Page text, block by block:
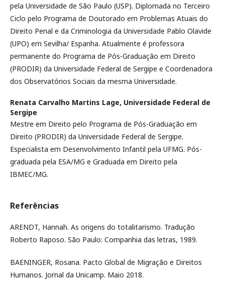
pela Universidade de São Paulo (USP). Diplomada no Terceiro
Ciclo pelo Programa de Doutorado em Problemas Atuais do
Direito Penal e da Criminologia da Universidade Pablo Olavide
(UPO) em Sevilha/ Espanha. Atualmente é professora
permanente do Programa de Pós-Graduação em Direito
(PRODIR) da Universidade Federal de Sergipe e Coordenadora
dos Observatórios Sociais da mesma Universidade.
Renata Carvalho Martins Lage, Universidade Federal de
Sergipe
Mestre em Direito pelo Programa de Pós-Graduação em
Direito (PRODIR) da Universidade Federal de Sergipe.
Especialista em Desenvolvimento Infantil pela UFMG. Pós-
graduada pela ESA/MG e Graduada em Direito pela
IBMEC/MG.
Referências
ARENDT, Hannah. As origens do totalitarismo. Tradução
Roberto Raposo. São Paulo: Companhia das letras, 1989.
BAENINGER, Rosana. Pacto Global de Migração e Direitos
Humanos. Jornal da Unicamp. Maio 2018.